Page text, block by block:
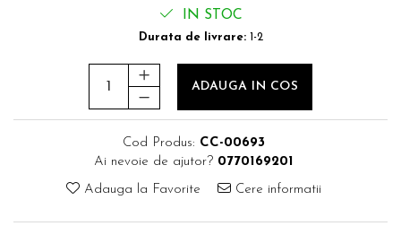
IN STOC
Durata de livrare:1-2
ADAUGA IN COS
Cod Produs: CC-00693
Ai nevoie de ajutor? 0770169201
Adauga la Favorite Cere informatii